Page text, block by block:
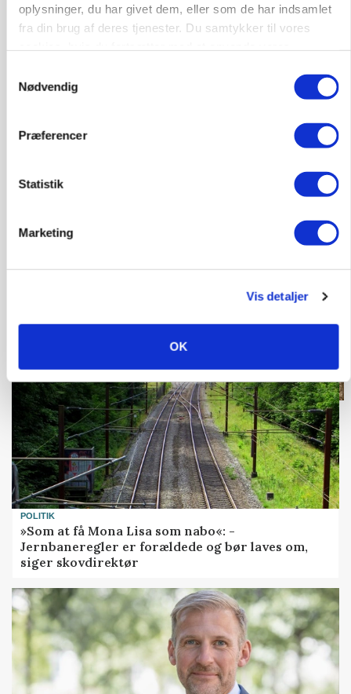
oplysninger, du har givet dem, eller som de har indsamlet
fra din brug af deres tjenester. Du samtykker til vores
Nødvendig
Præferencer
Statistik
Marketing
Vis detaljer
OK
Stærkt år for griseformand: Overskud nærmer
BUSINESS
Danish Agro skifter nøgleprofil i Østdanmark
Loading...
POLITIK
»Som at få Mona Lisa som nabo«: -
Jernbaneregler er forældede og bør laves om,
siger skovdirektør